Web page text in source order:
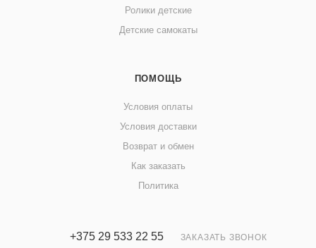
Ролики детские
Детские самокаты
ПОМОЩЬ
Условия оплаты
Условия доставки
Возврат и обмен
Как заказать
Политика
+375 29 533 22 55 ЗАКАЗАТЬ ЗВОНОК